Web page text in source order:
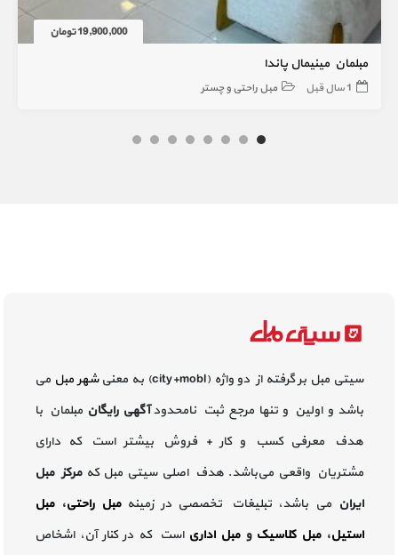
19,900,000 تومان
مبلمان مینیمال پاندا
1 سال قبل مبل راحتی و چستر
سیتی مبل بر گرفته از دو واژه (city+mobl) به معنی شهر مبل می
باشد و اولین و تنها مرجع ثبت نامحدودآگهی رایگان مبلمان با
هدف معرفی کسب و کار + فروش بیشتر است که دارای
مشتریان واقعی می‌باشد. هدف اصلی سیتی مبل کهمرکز مبل
ایران می باشد، تبلیغات تخصصی در زمینه مبل راحتی،مبل
استیل،مبل کلاسیک ومبل اداری است که در کنار آن، اشخاص